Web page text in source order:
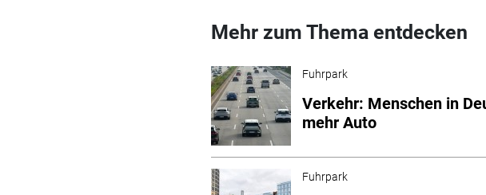
Mehr zum Thema entdecken
Fuhrpark
Verkehr: Menschen in
mehr Auto
Fuhrpark